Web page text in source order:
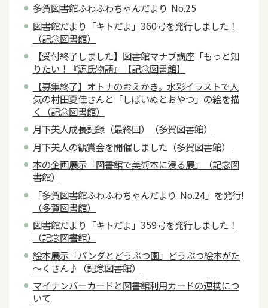
多賀図書館ふわふわちゃんだより No.25
図書館だより「キトだよ」360号を発行しました！
（記念図書館）
【受付終了しました】図書館マナブ講座「もっと知
りたい！『源氏物語』【記念図書館】
【募集終了】オトナのおえかき。水彩イラストで人
気の村田夏佳さんと「しばいぬとおやつ」の絵を描
く（記念図書館）
月下美人成長記録（最終回）（多賀図書館）
月下美人の観賞会を開催しました（多賀図書館）
本の企画展示「図書館で美術本に浸る展」（記念図
書館）
「多賀図書館ふわふわちゃんだより No.24」を発行!
（多賀図書館）
図書館だより「キトだよ」359号を発行しました！
（記念図書館）
絵本展示「パンダとどうぶつ園」どうぶつ絵本がた
～くさん♪（記念図書館）
マイナンバーカードと図書館利用カードの連携につ
いて